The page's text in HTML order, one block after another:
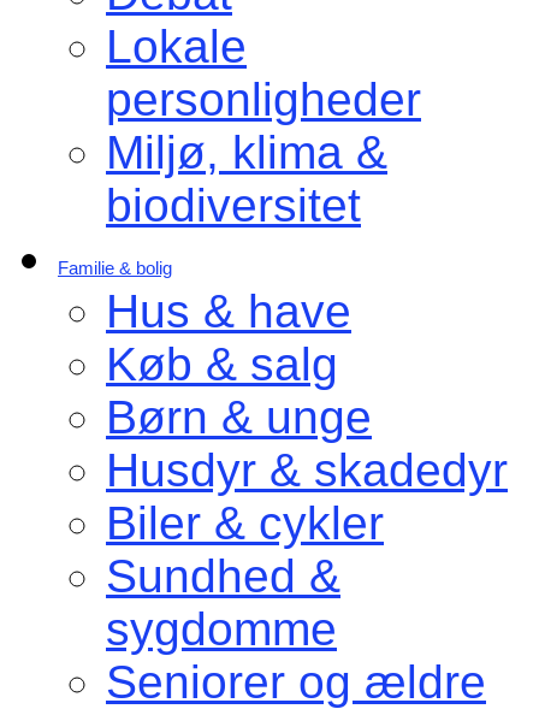
Lokale
personligheder
Miljø, klima &
biodiversitet
Familie & bolig
Hus & have
Køb & salg
Børn & unge
Husdyr & skadedyr
Biler & cykler
Sundhed &
sygdomme
Seniorer og ældre